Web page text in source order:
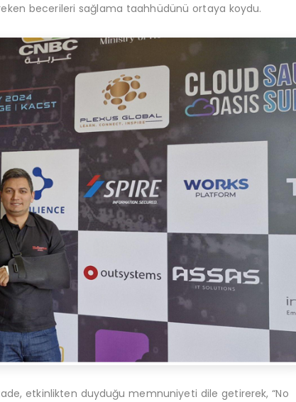
becerileri sağlama taahhüdünü ortaya koydu.
etkinlikten duyduğu memnuniyeti dile getirerek, “No